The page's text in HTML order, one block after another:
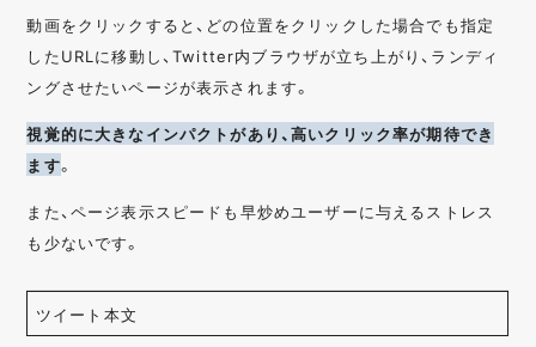
動画をクリックすると、どの位置をクリックした場合でも指定
したURLに移動し、Twitter内ブラウザが立ち上がり、ランディ
ングさせたいページが表示されます。
視覚的に大きなインパクトがあり、高いクリック率が期待でき
ます。
また、ページ表示スピードも早炒めユーザーに与えるストレス
も少ないです。
ツイート本文